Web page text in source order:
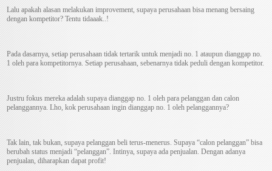
Lalu apakah alasan melakukan improvement, supaya perusahaan bisa menang bersaing
dengan kompetitor? Tentu tidaaak..!
Pada dasarnya, setiap perusahaan tidak tertarik untuk menjadi no. 1 ataupun dianggap no.
1 oleh para kompetitornya. Setiap perusahaan, sebenarnya tidak peduli dengan kompetitor.
Justru fokus mereka adalah supaya dianggap no. 1 oleh para pelanggan dan calon
pelanggannya. Lho, kok perusahaan ingin dianggap no. 1 oleh pelanggannya?
Tak lain, tak bukan, supaya pelanggan beli terus-menerus. Supaya “calon pelanggan” bisa
berubah status menjadi “pelanggan”. Intinya, supaya ada penjualan. Dengan adanya
penjualan, diharapkan dapat profit!